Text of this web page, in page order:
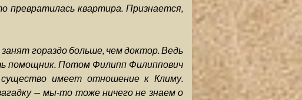
квартира. Признается,
гораздо больше, чем доктор. Ведь
помощник. Потом Филипп Филиппович
имеет отношение к Климу.
— мы-то тоже ничего не знаем о